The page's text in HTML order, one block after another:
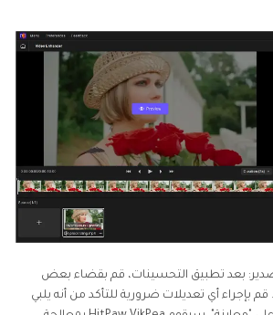
بعد تطبيق التحسينات، قم بقضاء بعض
قم بإجراء أي تعديلات ضرورية للتأكد من أنه يلبي